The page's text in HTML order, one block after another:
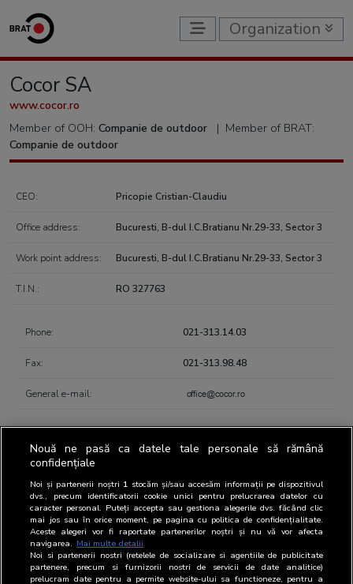
Organization
Cocor SA
www.cocor.ro
Member of OOH: Companie de outdoor | Member of BRAT:
Companie de outdoor
CEO: Pricopie Cristian-Claudiu
Office address: Bucuresti, B-dul I.C.Bratianu Nr.29-33, Sector 3
Work point address: Bucuresti, B-dul I.C.Bratianu Nr.29-33, Sector 3
T.I.N.: RO 327763
Phone: 021-313.14.03
Fax: 021-313.98.48
General e-mail:
Contact person regarding BRAT
Representatives Name Position Email
BRAT
Carmen
Andrei
Director
Nouă ne pasă ca datele tale personale să rămână
confidențiale
Noi și partenerii noștri 1 stocăm și/sau accesăm informații pe dispozitivul
dvs., precum identificatorii cookie unici pentru prelucrarea datelor cu
caracter personal. Puteți accepta sau gestiona alegerile dvs. făcând clic
mai jos sau în orice moment, pe pagina cu politica de confidențialitate.
Aceste alegeri vor fi raportate partenerilor noștri și nu vă vor afecta
navigarea. Mai multe detalii
Noi si partenerii nostri (retelele de socializare si agentiile de publicitate
partenere, precum si furnizorii nostri de servicii de date analitice)
prelucram date pentru a permite website-ului sa functioneze, pentru a